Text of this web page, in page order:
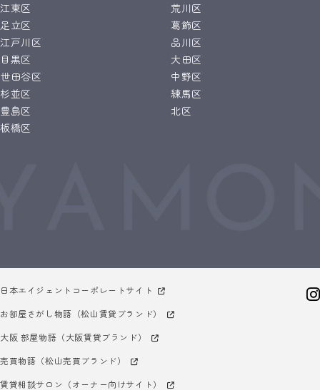
江東区
荒川区
足立区
葛飾区
江戸川区
品川区
目黒区
大田区
世田谷区
中野区
杉並区
練馬区
豊島区
北区
板橋区
日本エイジェントコーポレートサイト
お部屋さがし物語（松山賃貸ブランド）
大阪 部屋物語（大阪賃貸ブランド）
売買物語（松山売買ブランド）
賃貸相談サロン（オーナー向けサイト）